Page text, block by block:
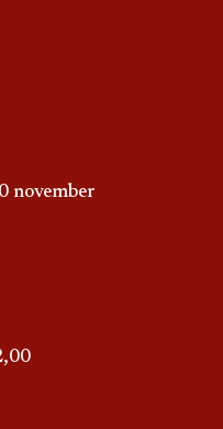
november